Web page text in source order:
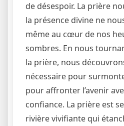
de désespoir. La prière
la présence divine ne
même au cœur de nos
sombres. En nous
la prière, nous
nécessaire pour
pour affronter l’avenir
confiance. La prière est
rivière vivifiante qui